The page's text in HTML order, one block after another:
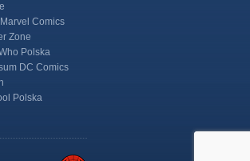
Comics
Zone
Polska
DC Comics
Polska